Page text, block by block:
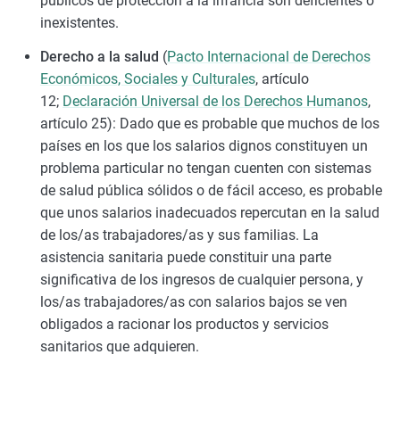
inexistentes.
Derecho a la salud (Pacto Internacional de Derechos
Económicos, Sociales y Culturales, artículo
12; Declaración Universal de los Derechos Humanos,
artículo 25): Dado que es probable que muchos de los
países en los que los salarios dignos constituyen un
problema particular no tengan cuenten con sistemas
de salud pública sólidos o de fácil acceso, es probable
que unos salarios inadecuados repercutan en la salud
de los/as trabajadores/as y sus familias. La
asistencia sanitaria puede constituir una parte
significativa de los ingresos de cualquier persona, y
los/as trabajadores/as con salarios bajos se ven
obligados a racionar los productos y servicios
sanitarios que adquieren.